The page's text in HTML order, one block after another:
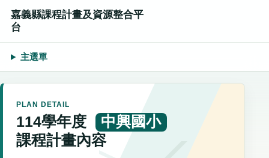
嘉義縣課程計畫及資源整合平
台
主選單
PLAN DETAIL
114學年度
中興國小
課程計畫內容